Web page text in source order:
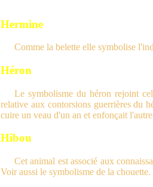
Hermine
Comme la belette elle symbolise
Héron
Le symbolisme du héron rejoint
relative aux contorsions guerrières du
cuire un veau d'un an et enfonçait
Hibou
Cet animal est associé aux
Voir aussi le symbolisme de la chouette.